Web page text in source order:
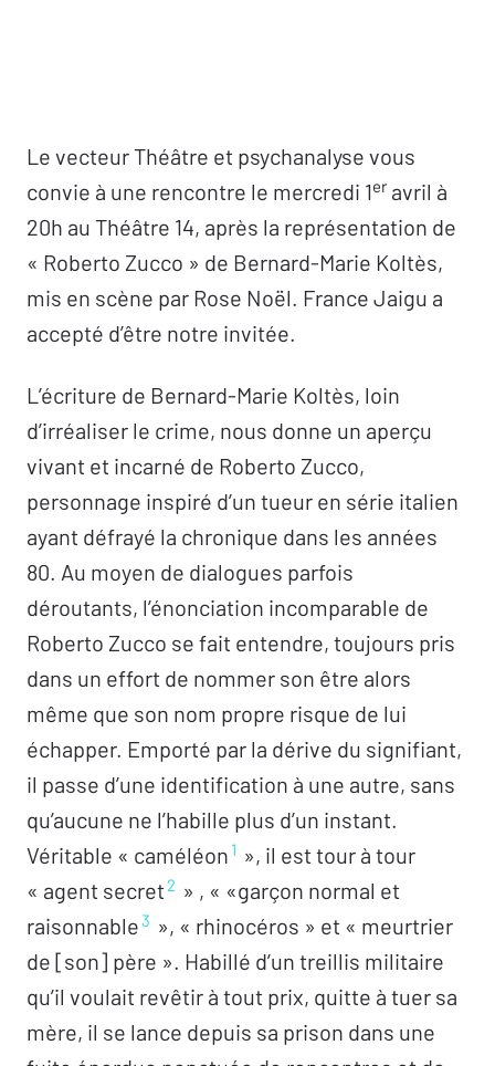
Le vecteur Théâtre et psychanalyse vous
convie à une rencontre le mercredi 1er avril à
20h au Théâtre 14, après la représentation de
« Roberto Zucco » de Bernard-Marie Koltès,
mis en scène par Rose Noël. France Jaigu a
accepté d’être notre invitée.
L’écriture de Bernard-Marie Koltès, loin
d’irréaliser le crime, nous donne un aperçu
vivant et incarné de Roberto Zucco,
personnage inspiré d’un tueur en série italien
ayant défrayé la chronique dans les années
80. Au moyen de dialogues parfois
déroutants, l’énonciation incomparable de
Roberto Zucco se fait entendre, toujours pris
dans un effort de nommer son être alors
même que son nom propre risque de lui
échapper. Emporté par la dérive du signifiant,
il passe d’une identification à une autre, sans
qu’aucune ne l’habille plus d’un instant.
Véritable « caméléon 1 », il est tour à tour
« agent secret2 » , « «garçon normal et
raisonnable3 », « rhinocéros » et « meurtrier
de [son] père ». Habillé d’un treillis militaire
qu’il voulait revêtir à tout prix, quitte à tuer sa
mère, il se lance depuis sa prison dans une